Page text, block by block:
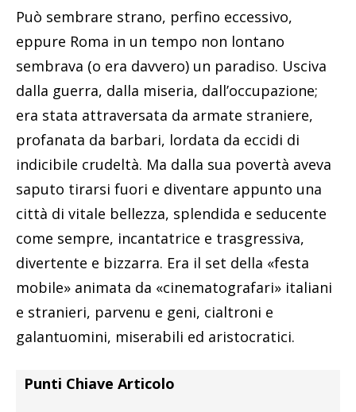
Può sembrare strano, perfino eccessivo,
eppure Roma in un tempo non lontano
sembrava (o era davvero) un paradiso. Usciva
dalla guerra, dalla miseria, dall’occupazione;
era stata attraversata da armate straniere,
profanata da barbari, lordata da eccidi di
indicibile crudeltà. Ma dalla sua povertà aveva
saputo tirarsi fuori e diventare appunto una
città di vitale bellezza, splendida e seducente
come sempre, incantatrice e trasgressiva,
divertente e bizzarra. Era il set della «festa
mobile» animata da «cinematografari» italiani
e stranieri, parvenu e geni, cialtroni e
galantuomini, miserabili ed aristocratici.
Punti Chiave Articolo